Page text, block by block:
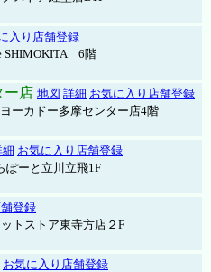
入り店舗登録
SHIMOKITA 6階
ー店 地図 詳細 お気に入り店舗登録
ーカドー多摩センター店4階
細 お気に入り店舗登録
ーと立川立飛1F
登録
トストア東寺方店２F
お気に入り店舗登録